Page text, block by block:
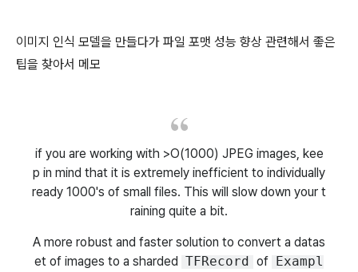
이미지 인식 모델을 만들다가 파일 포맷 성능 향상 관련해서 좋은
팁을 찾아서 메모
if you are working with >O(1000) JPEG images, kee
p in mind that it is extremely inefficient to individually
ready 1000's of small files. This will slow down your t
raining quite a bit.
A more robust and faster solution to convert a datas
et of images to a sharded TFRecord of Exampl